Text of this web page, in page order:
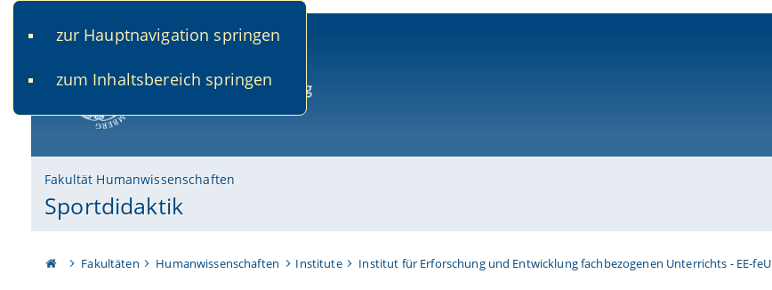
zur Hauptnavigation springen
zum Inhaltsbereich springen
Fakultät Humanwissenschaften
Sportdidaktik
Fakultäten Humanwissenschaften Institute Institut für Erforschung und Entwicklung fachbezogenen Unterrichts - EE-feU